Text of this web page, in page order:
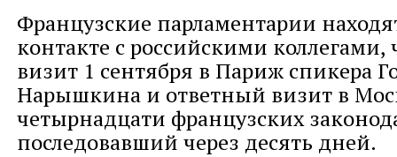
Французские парламентарии
контакте с российскими коллегами,
визит 1 сентября в Париж спикера
Нарышкина и ответный визит в
четырнадцати французских
последовавший через десять дней.